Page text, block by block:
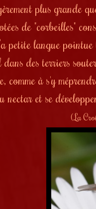
plus grande
de "corbeilles"
petite langue pointue
des terriers
comme à s'y
nectar et se
(La